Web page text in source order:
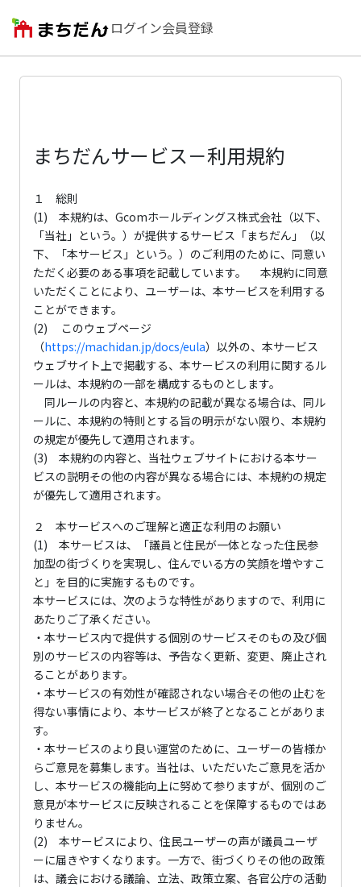
ログイン会員登録
まちだんサービス－利用規約
１ 総則
(1) 本規約は、Gcomホールディングス株式会社（以下、
「当社」という。）が提供するサービス「まちだん」（以
下、「本サービス」という。）のご利用のために、同意い
ただく必要のある事項を記載しています。 本規約に同意
いただくことにより、ユーザーは、本サービスを利用する
ことができます。
(2) このウェブページ
（https://machidan.jp/docs/eula）以外の、本サービス
ウェブサイト上で掲載する、本サービスの利用に関するル
ールは、本規約の一部を構成するものとします。
同ルールの内容と、本規約の記載が異なる場合は、同ル
ールに、本規約の特則とする旨の明示がない限り、本規約
の規定が優先して適用されます。
(3) 本規約の内容と、当社ウェブサイトにおける本サー
ビスの説明その他の内容が異なる場合には、本規約の規定
が優先して適用されます。
２ 本サービスへのご理解と適正な利用のお願い
(1) 本サービスは、「議員と住民が一体となった住民参
加型の街づくりを実現し、住んでいる方の笑顔を増やすこ
と」を目的に実施するものです。
本サービスには、次のような特性がありますので、利用に
あたりご了承ください。
・本サービス内で提供する個別のサービスそのもの及び個
別のサービスの内容等は、予告なく更新、変更、廃止され
ることがあります。
・本サービスの有効性が確認されない場合その他の止むを
得ない事情により、本サービスが終了となることがありま
す。
・本サービスのより良い運営のために、ユーザーの皆様か
らご意見を募集します。当社は、いただいたご意見を活か
し、本サービスの機能向上に努めて参りますが、個別のご
意見が本サービスに反映されることを保障するものではあ
りません。
(2) 本サービスにより、住民ユーザーの声が議員ユーザ
ーに届きやすくなります。一方で、街づくりその他の政策
は、議会における議論、立法、政策立案、各官公庁の活動